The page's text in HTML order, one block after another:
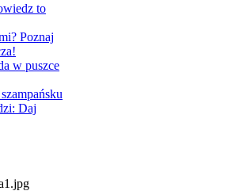
to
Poznaj
w puszce
Daj